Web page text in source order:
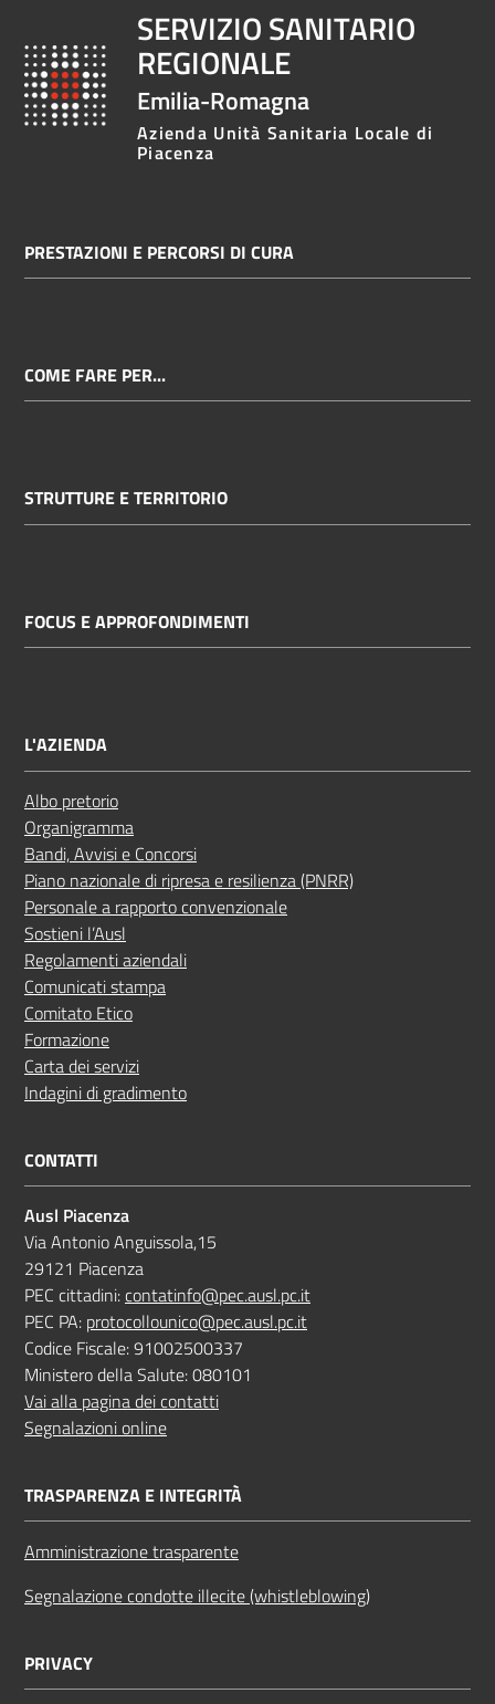
SERVIZIO SANITARIO
REGIONALE
Emilia-Romagna
Azienda Unità Sanitaria Locale di
Piacenza
PRESTAZIONI E PERCORSI DI CURA
COME FARE PER...
STRUTTURE E TERRITORIO
FOCUS E APPROFONDIMENTI
L'AZIENDA
Albo pretorio
Organigramma
Bandi, Avvisi e Concorsi
Piano nazionale di ripresa e resilienza (PNRR)
Personale a rapporto convenzionale
Sostieni l’Ausl
Regolamenti aziendali
Comunicati stampa
Comitato Etico
Formazione
Carta dei servizi
Indagini di gradimento
CONTATTI
Ausl Piacenza
Via Antonio Anguissola,15
29121 Piacenza
PEC cittadini:contatinfo@pec.ausl.pc.it
PEC PA: protocollounico@pec.ausl.pc.it
Codice Fiscale: 91002500337
Ministero della Salute: 080101
Vai alla pagina dei contatti
Segnalazioni online
TRASPARENZA E INTEGRITÀ
Amministrazione trasparente
Segnalazione condotte illecite (whistleblowing)
PRIVACY